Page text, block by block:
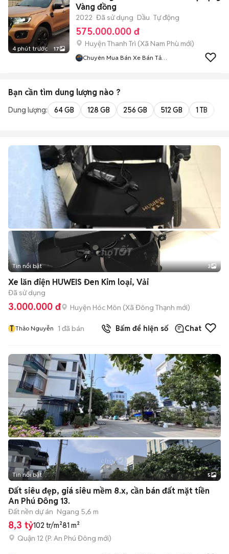
4 phút trước 17
Vàng đồng
2022 Đã sử dụng Dầu Tự động
575.000.000 đ
Huyện Thanh Trì (Xã Nam Phù mới)
Chuyên Mua Bán Xe Bán Tải
Bạn cần tìm dung lượng nào ?
Dung lượng: 64 GB 128 GB 256 GB 512 GB 1 TB
Tin nổi bật 3
Xe lăn điện HUWEIS Đen Kim loại, Vải
Đã sử dụng
3.000.000 đ Huyện Hóc Môn (Xã Đông Thạnh mới)
T Thảo Nguyễn 1 đã bán Bấm để hiện số Chat
Tin nổi bật 5
Đất siêu đẹp, giá siêu mềm 8.x, cần bán đất mặt tiền
An Phú Đông 13.
Đất nền dự án Ngang 5,6 m
8,3 tỷ102 tr/m²81 m²
Quận 12 (P. An Phú Đông mới)